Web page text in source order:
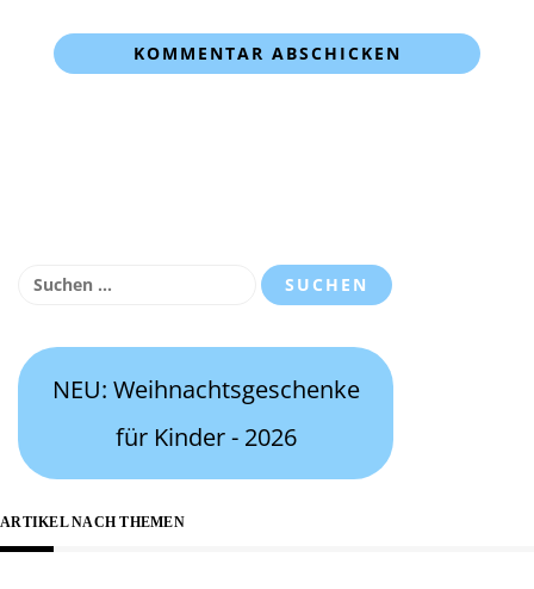
Suchen
NEU: Weihnachtsgeschenke
für Kinder - 2026
ARTIKEL NACH THEMEN